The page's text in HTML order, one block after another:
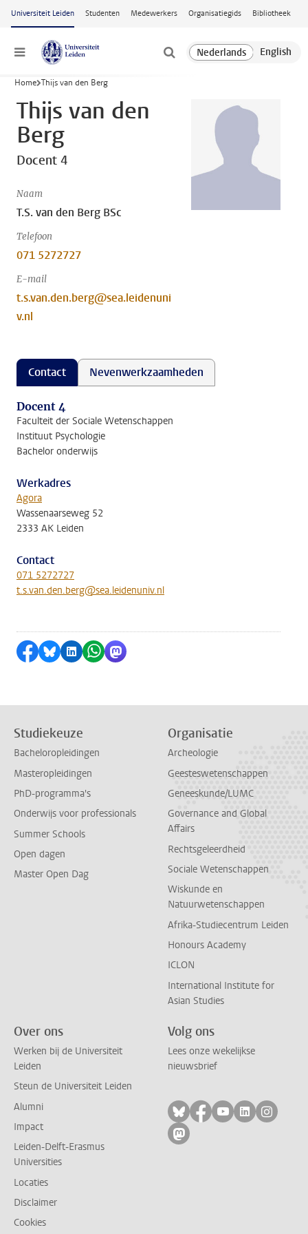
Ga naar hoofdinhoud
Universiteit Leiden Studenten Medewerkers Organisatiegids Bibliotheek
Menu
Home Thijs van den Berg
Thijs van den
Berg
Docent 4
Naam
T.S. van den Berg BSc
Telefoon
071 5272727
E-mail
t.s.van.den.berg@sea.leidenuni
v.nl
Contact Nevenwerkzaamheden
Docent 4
Faculteit der Sociale Wetenschappen
Instituut Psychologie
Bachelor onderwijs
Werkadres
Agora
Wassenaarseweg 52
2333 AK Leiden
Contact
071 5272727
t.s.van.den.berg@sea.leidenuniv.nl
Delen op Facebook
Delen via Bluesky
Delen op LinkedIn
Delen via WhatsApp
Delen via Mastodon
Studiekeuze
Bacheloropleidingen
Masteropleidingen
PhD-programma's
Onderwijs voor professionals
Summer Schools
Open dagen
Master Open Dag
Organisatie
Archeologie
Geesteswetenschappen
Geneeskunde/LUMC
Governance and Global
Affairs
Rechtsgeleerdheid
Sociale Wetenschappen
Wiskunde en
Natuurwetenschappen
Afrika-Studiecentrum Leiden
Honours Academy
ICLON
International Institute for
Asian Studies
Over ons
Werken bij de Universiteit
Leiden
Steun de Universiteit Leiden
Alumni
Impact
Leiden-Delft-Erasmus
Universities
Locaties
Disclaimer
Cookies
Volg ons
Lees onze wekelijkse
nieuwsbrief
Volg ons op bluesky
Volg ons op
Volg ons op
Volg ons
Volg
Volg ons op mastodon